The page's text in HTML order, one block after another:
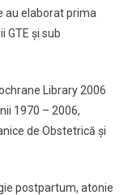
au elaborat prima
GTE şi sub
Library 2006
1970 – 2006,
de Obstetrică şi
postpartum, atonie